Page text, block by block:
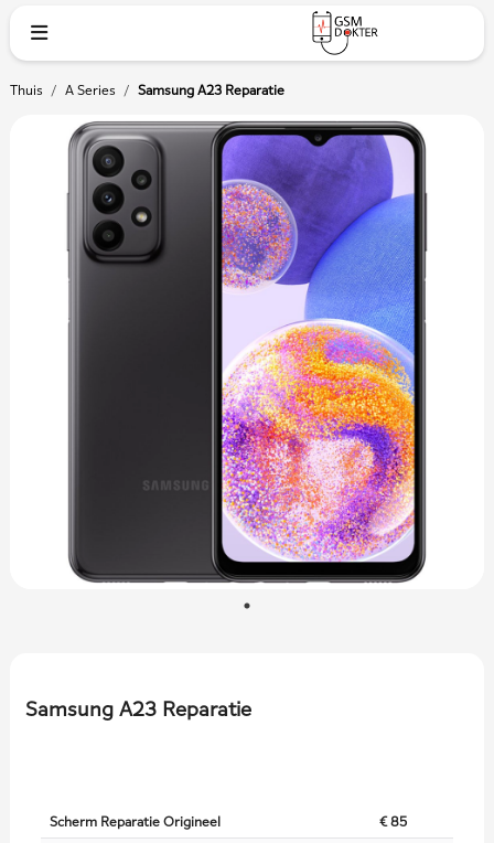
Thuis / A Series / Samsung A23 Reparatie
Samsung A23 Reparatie
Scherm Reparatie Origineel
€ 85